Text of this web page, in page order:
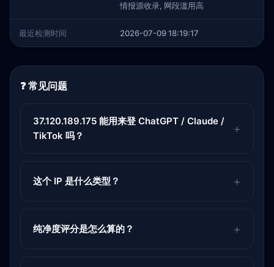
情报源收录, 网段滥用高
最近检测时间 2026-07-09 18:19:17
❓ 常见问题
37.120.189.175 能用来登 ChatGPT / Claude /
TikTok 吗？
这个 IP 是什么类型？
纯净度评分是怎么算的？